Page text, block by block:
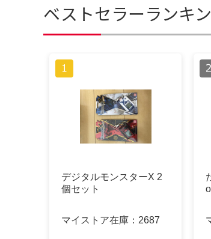
ベストセラーランキ
デジタルモンスターX 2
個セット
マイストア在庫： 2687